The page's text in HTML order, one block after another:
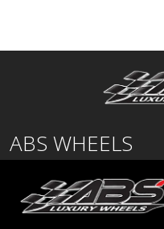
ABS WHEELS
01530 Vantaa
SUOMI